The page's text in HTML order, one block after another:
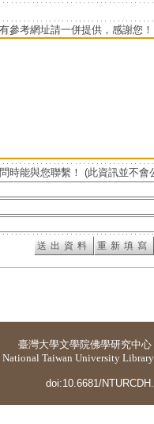
參考網址請一併提供，感謝您！
時能與您聯繫！ (此資訊並不會
臺灣大學文學院佛學研究中心
National Taiwan University
doi:10.6681/